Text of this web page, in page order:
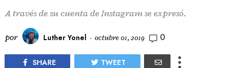
A través de su cuenta de Instagram se expresó.
por Luther Yonel - octubre 01, 2019 0
SHARE TWEET